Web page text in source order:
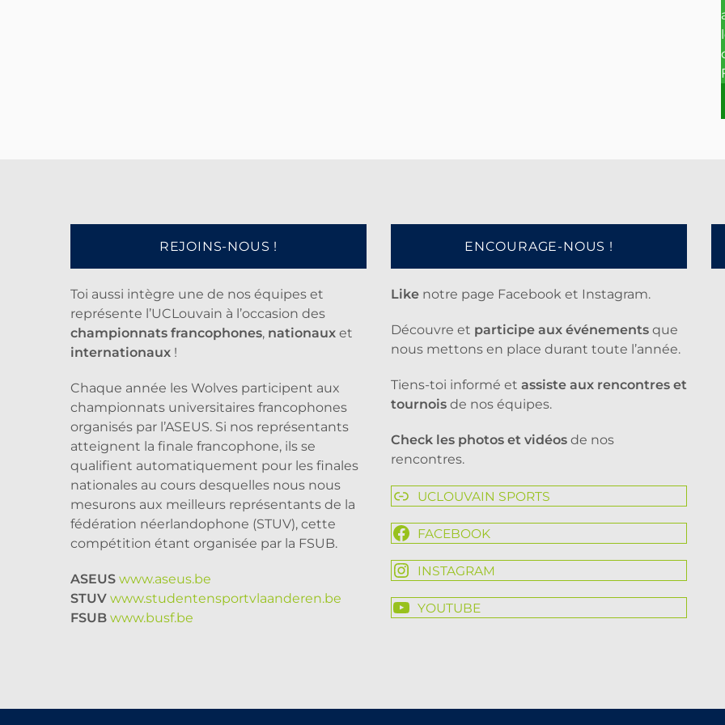
REJOINS-NOUS !
Toi aussi intègre une de nos équipes et
représente l’UCLouvain à l’occasion des
championnats francophones, nationaux et
internationaux !
Chaque année les Wolves participent aux
championnats universitaires francophones
organisés par l’ASEUS. Si nos représentants
atteignent la finale francophone, ils se
qualifient automatiquement pour les finales
nationales au cours desquelles nous nous
mesurons aux meilleurs représentants de la
fédération néerlandophone (STUV), cette
compétition étant organisée par la FSUB.
ASEUS www.aseus.be
STUV www.studentensportvlaanderen.be
FSUB www.busf.be
ENCOURAGE-NOUS !
Like notre page Facebook et Instagram.
Découvre et participe aux événements que
nous mettons en place durant toute l’année.
Tiens-toi informé et assiste aux rencontres et
tournois de nos équipes.
Check les photos et vidéos de nos
rencontres.
UCLOUVAIN SPORTS
FACEBOOK
INSTAGRAM
YOUTUBE